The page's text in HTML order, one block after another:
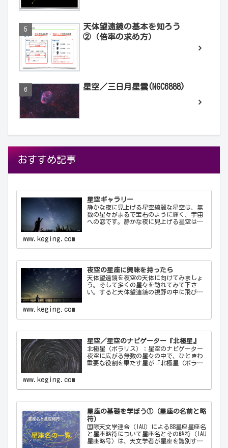
天体望遠鏡の基本を知ろう
②（倍率の求め方）
星空／三日月星雲(NGC6888)
おすすめ記事
星空ギャラリー
静かな夜に見上げる星空綺麗な星空は、無
数の星々がまるで宝石のように輝く、宇宙
への窓です。静かな夜に見上げる星空は、
さと神秘を感…
www.keging.com
夜空の星座に興味を持ったら
天体望遠鏡を夜空の天体に向けてみましょ
う。そして多くの星々を訪れてみて下さ
い。すると天体望遠鏡の視野の中に飛び込
一生の趣味になることでしょう。
www.keging.com
星空／星空のナビゲーター『北極星』
北極星（ポラリス）：星空のナビゲーター
夜空に広がる無数の星々の中で、ひときわ
重要な役割を果たす星が「北極星（ポラリ
では…
www.keging.com
星座の基礎を学ぼう①（星座の名前と略
符）
国際天文学連合（IAU）による88星座星座名
と星座略符について星座名とその略符（IAU
星座略号）は、天文学者が星座を識別する